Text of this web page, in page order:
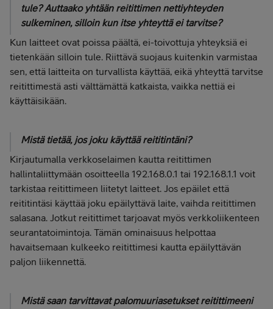
tule? Auttaako yhtään reitittimen nettiyhteyden
sulkeminen, silloin kun itse yhteyttä ei tarvitse?
Kun laitteet ovat poissa päältä, ei-toivottuja yhteyksiä ei
tietenkään silloin tule. Riittävä suojaus kuitenkin varmistaa
sen, että laitteita on turvallista käyttää, eikä yhteyttä tarvitse
reitittimestä asti välttämättä katkaista, vaikka nettiä ei
käyttäisikään.
Mistä tietää, jos joku käyttää reititintäni?
Kirjautumalla verkkoselaimen kautta reitittimen
hallintaliittymään osoitteella 192.168.0.1 tai 192.168.1.1 voit
tarkistaa reitittimeen liitetyt laitteet. Jos epäilet että
reititintäsi käyttää joku epäilyttävä laite, vaihda reitittimen
salasana. Jotkut reitittimet tarjoavat myös verkkoliikenteen
seurantatoimintoja. Tämän ominaisuus helpottaa
havaitsemaan kulkeeko reitittimesi kautta epäilyttävän
paljon liikennettä.
Mistä saan tarvittavat palomuuriasetukset reitittimeeni